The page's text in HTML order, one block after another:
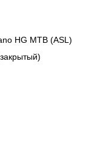
HG MTB (ASL)